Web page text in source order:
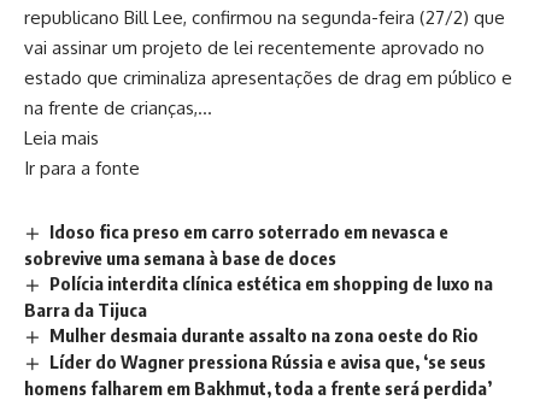
republicano Bill Lee, confirmou na segunda-feira (27/2) que
vai assinar um projeto de lei recentemente aprovado no
estado que criminaliza apresentações de drag em público e
na frente de crianças,…
Leia mais
Ir para a fonte
Idoso fica preso em carro soterrado em nevasca e
sobrevive uma semana à base de doces
Polícia interdita clínica estética em shopping de luxo na
Barra da Tijuca
Mulher desmaia durante assalto na zona oeste do Rio
Líder do Wagner pressiona Rússia e avisa que, ‘se seus
homens falharem em Bakhmut, toda a frente será perdida’